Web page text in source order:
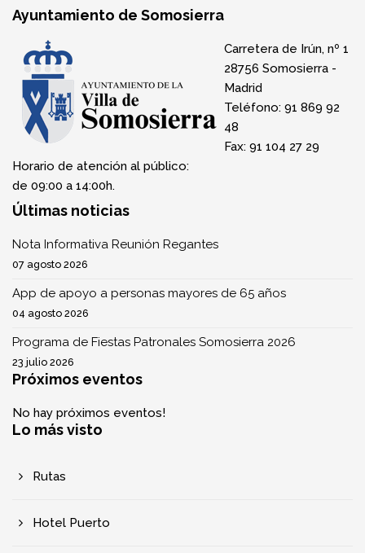
Ayuntamiento de Somosierra
Carretera de Irún, nº 1
28756 Somosierra -
Madrid
Teléfono: 91 869 92
48
Fax: 91 104 27 29
Horario de atención al público:
de 09:00 a 14:00h.
Últimas noticias
Nota Informativa Reunión Regantes
07 agosto 2026
App de apoyo a personas mayores de 65 años
04 agosto 2026
Programa de Fiestas Patronales Somosierra 2026
23 julio 2026
Próximos eventos
No hay próximos eventos!
Lo más visto
Rutas
Hotel Puerto